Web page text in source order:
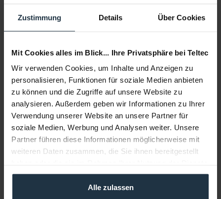
Zustimmung Details Über Cookies
Mit Cookies alles im Blick... Ihre Privatsphäre bei Teltec
Wir verwenden Cookies, um Inhalte und Anzeigen zu
personalisieren, Funktionen für soziale Medien anbieten
zu können und die Zugriffe auf unsere Website zu
analysieren. Außerdem geben wir Informationen zu Ihrer
Verwendung unserer Website an unsere Partner für
soziale Medien, Werbung und Analysen weiter. Unsere
Partner führen diese Informationen möglicherweise mit
weiteren Daten zusammen, die Sie ihnen bereitgestellt
gesammelt haben.
Alle zulassen
Beratung
Infos zu Hersteller & Produktsicherheit
Folgende Infos zum Hersteller sind verfübar...... mehr
Weitere Artikel von Manfrotto ansehen